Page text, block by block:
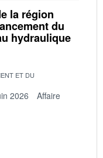
la région
du
hydraulique
ET DU
2026
Affaire